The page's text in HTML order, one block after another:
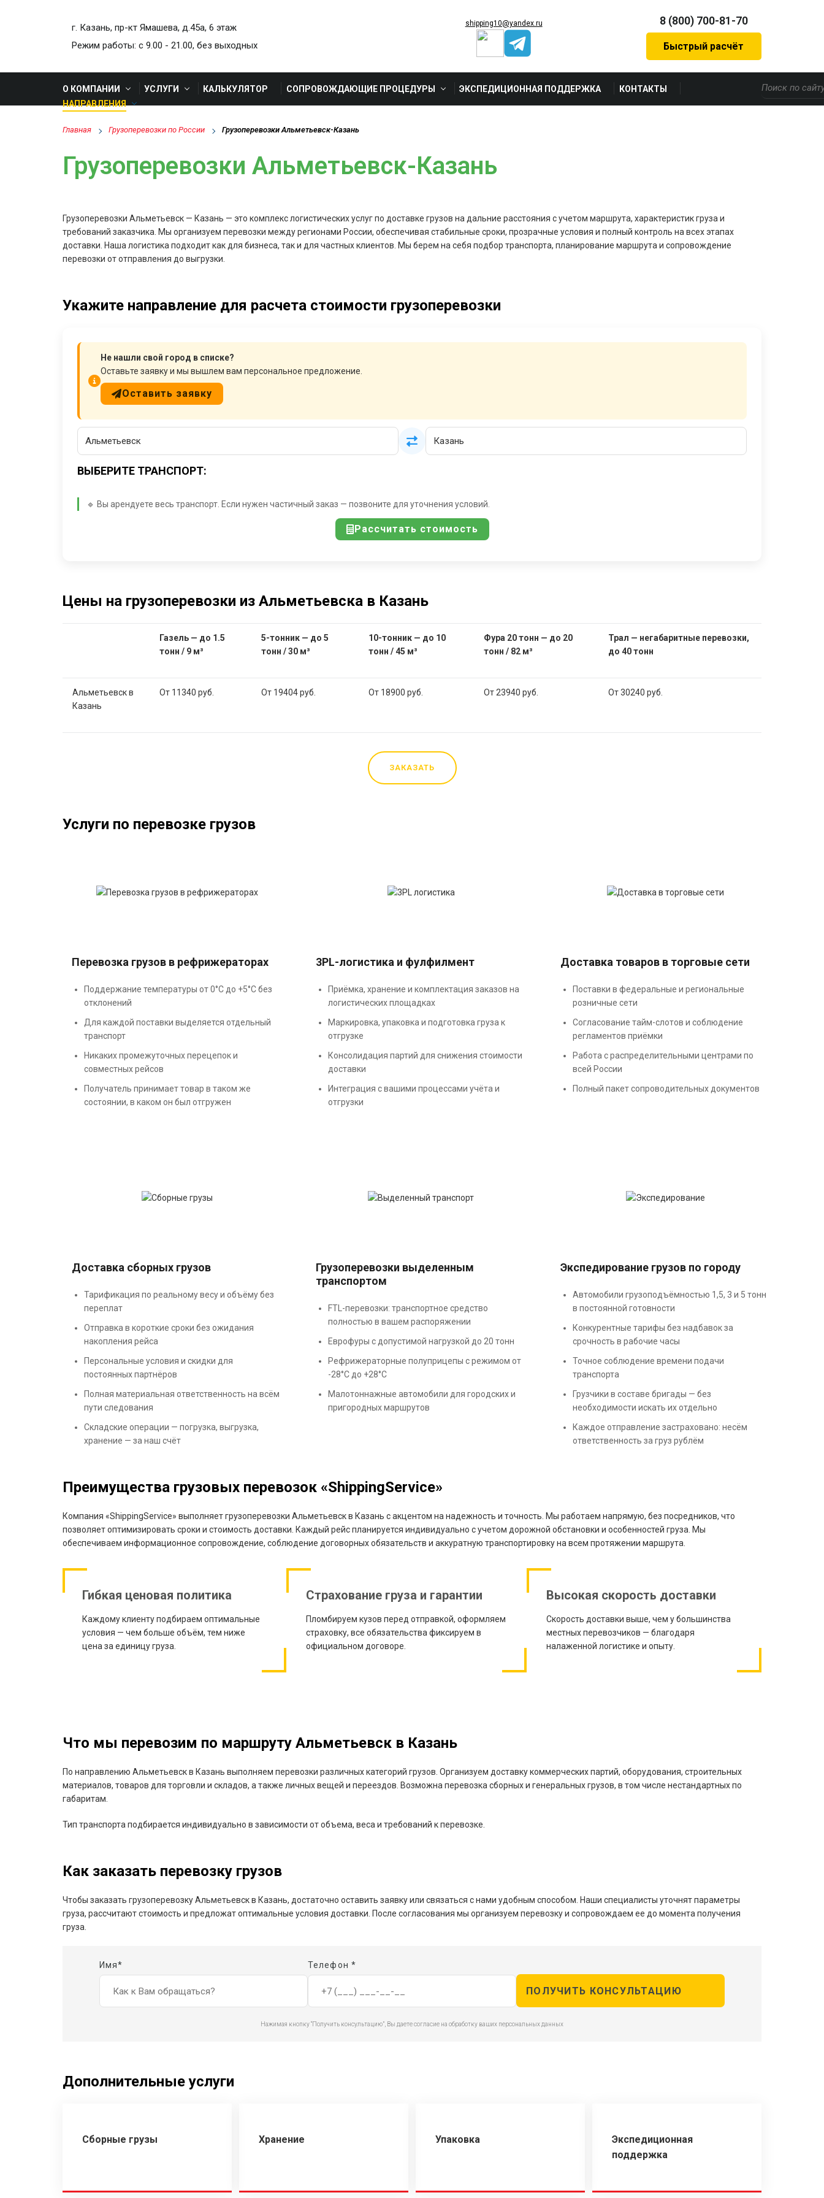
г. Казань, пр-кт Ямашева, д.45а, 6 этаж
Режим работы: с 9.00 - 21.00, без выходных
shipping10@yandex.ru 8 (800) 700-81-70
Быстрый расчёт
О КОМПАНИИ УСЛУГИ КАЛЬКУЛЯТОР СОПРОВОЖДАЮЩИЕ ПРОЦЕДУРЫ ЭКСПЕДИЦИОННАЯ ПОДДЕРЖКА
КОНТАКТЫ
НАПРАВЛЕНИЯ
Главная Грузоперевозки по России Грузоперевозки Альметьевск-Казань
Грузоперевозки Альметьевск-Казань
Грузоперевозки Альметьевск — Казань — это комплекс логистических услуг по доставке грузов на дальние расстояния с учетом маршрута, характеристик груза и
требований заказчика. Мы организуем перевозки между регионами России, обеспечивая стабильные сроки, прозрачные условия и полный контроль на всех этапах
доставки. Наша логистика подходит как для бизнеса, так и для частных клиентов. Мы берем на себя подбор транспорта, планирование маршрута и сопровождение
перевозки от отправления до выгрузки.
Укажите направление для расчета стоимости грузоперевозки
Не нашли свой город в списке?
Оставьте заявку и мы вышлем вам персональное предложение.
Оставить заявку
ВЫБЕРИТЕ ТРАНСПОРТ:
🔹 Вы арендуете весь транспорт. Если нужен частичный заказ — позвоните для уточнения условий.
Рассчитать стоимость
Цены на грузоперевозки из Альметьевска в Казань
Газель — до 1.5
тонн / 9 м³
5-тонник — до 5
тонн / 30 м³
10-тонник — до 10
тонн / 45 м³
Фура 20 тонн — до 20
тонн / 82 м³
Трал — негабаритные перевозки,
до 40 тонн
Альметьевск в
Казань
От 11340 руб. От 19404 руб. От 18900 руб. От 23940 руб. От 30240 руб.
ЗАКАЗАТЬ
Услуги по перевозке грузов
Перевозка грузов в рефрижераторах
Поддержание температуры от 0°С до +5°С без
отклонений
Для каждой поставки выделяется отдельный
транспорт
Никаких промежуточных перецепок и
совместных рейсов
Получатель принимает товар в таком же
состоянии, в каком он был отгружен
3PL-логистика и фулфилмент
Приёмка, хранение и комплектация заказов на
логистических площадках
Маркировка, упаковка и подготовка груза к
отгрузке
Консолидация партий для снижения стоимости
доставки
Интеграция с вашими процессами учёта и
отгрузки
Доставка товаров в торговые сети
Поставки в федеральные и региональные
розничные сети
Согласование тайм-слотов и соблюдение
регламентов приёмки
Работа с распределительными центрами по
всей России
Полный пакет сопроводительных документов
Доставка сборных грузов
Тарификация по реальному весу и объёму без
переплат
Отправка в короткие сроки без ожидания
накопления рейса
Персональные условия и скидки для
постоянных партнёров
Полная материальная ответственность на всём
пути следования
Складские операции — погрузка, выгрузка,
хранение — за наш счёт
Грузоперевозки выделенным
транспортом
FTL-перевозки: транспортное средство
полностью в вашем распоряжении
Еврофуры с допустимой нагрузкой до 20 тонн
Рефрижераторные полуприцепы с режимом от
-28°С до +28°С
Малотоннажные автомобили для городских и
пригородных маршрутов
Экспедирование грузов по городу
Автомобили грузоподъёмностью 1,5, 3 и 5 тонн
в постоянной готовности
Конкурентные тарифы без надбавок за
срочность в рабочие часы
Точное соблюдение времени подачи
транспорта
Грузчики в составе бригады — без
необходимости искать их отдельно
Каждое отправление застраховано: несём
ответственность за груз рублём
Преимущества грузовых перевозок «ShippingService»
Компания «ShippingService» выполняет грузоперевозки Альметьевск в Казань с акцентом на надежность и точность. Мы работаем напрямую, без посредников, что
позволяет оптимизировать сроки и стоимость доставки. Каждый рейс планируется индивидуально с учетом дорожной обстановки и особенностей груза. Мы
обеспечиваем информационное сопровождение, соблюдение договорных обязательств и аккуратную транспортировку на всем протяжении маршрута.
Гибкая ценовая политика
Каждому клиенту подбираем оптимальные
условия — чем больше объём, тем ниже
цена за единицу груза.
Страхование груза и гарантии
Пломбируем кузов перед отправкой, оформляем
страховку, все обязательства фиксируем в
официальном договоре.
Высокая скорость доставки
Скорость доставки выше, чем у большинства
местных перевозчиков — благодаря
налаженной логистике и опыту.
Что мы перевозим по маршруту Альметьевск в Казань
По направлению Альметьевск в Казань выполняем перевозки различных категорий грузов. Организуем доставку коммерческих партий, оборудования, строительных
материалов, товаров для торговли и складов, а также личных вещей и переездов. Возможна перевозка сборных и генеральных грузов, в том числе нестандартных по
габаритам.
Тип транспорта подбирается индивидуально в зависимости от объема, веса и требований к перевозке.
Как заказать перевозку грузов
Чтобы заказать грузоперевозку Альметьевск в Казань, достаточно оставить заявку или связаться с нами удобным способом. Наши специалисты уточнят параметры
груза, рассчитают стоимость и предложат оптимальные условия доставки. После согласования мы организуем перевозку и сопровождаем ее до момента получения
груза.
Имя* Телефон *
Нажимая кнопку “Получить консультацию”, Вы даете согласие на обработку ваших персональных данных
Дополнительные услуги
Сборные грузы Хранение Упаковка
Экспедиционная
поддержка